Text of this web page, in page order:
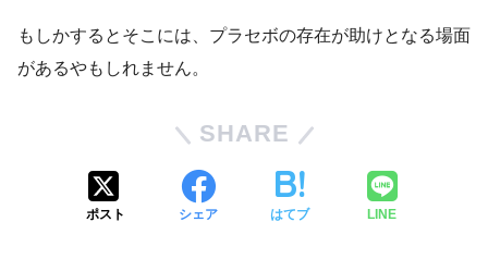
もしかするとそこには、プラセボの存在が助けとなる場面
があるやもしれません。
SHARE
ポスト シェア はてブ LINE